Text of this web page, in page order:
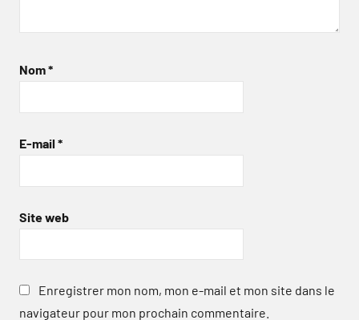
Nom*
E-mail *
Site web
Enregistrer mon nom, mon e-mail et mon site dans le
navigateur pour mon prochain commentaire.